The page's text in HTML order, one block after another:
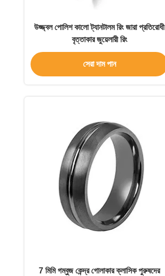
উজ্জ্বল পোলিশ কালো ট্যানটালম রিং জারা প্রতিরোধী
বৃত্তাকার জুয়েলারী রিং
সেরা দাম পান
7 মিমি গম্বুজ কেন্দ্র গোলাকার ক্লাসিক পুরুষদের